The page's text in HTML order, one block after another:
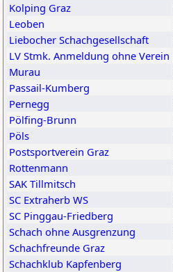
Kolping Graz
Leoben
Liebocher Schachgesellschaft
LV Stmk. Anmeldung ohne Verein
Murau
Passail-Kumberg
Pernegg
Pölfing-Brunn
Pöls
Postsportverein Graz
Rottenmann
SAK Tillmitsch
SC Extraherb WS
SC Pinggau-Friedberg
Schach ohne Ausgrenzung
Schachfreunde Graz
Schachklub Kapfenberg